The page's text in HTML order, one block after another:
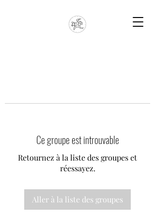
Ce groupe est introuvable
Retournez à la liste des groupes et
réessayez.
Aller à la liste des groupes